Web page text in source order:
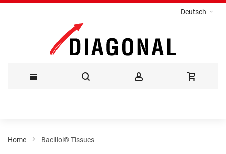
Deutsch
Inhalt
Home Bacillol® Tissues